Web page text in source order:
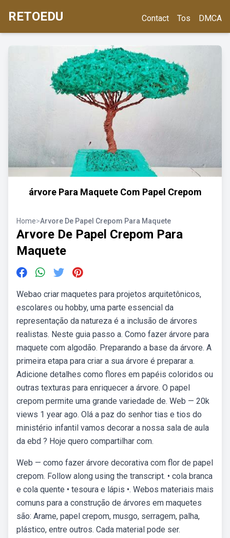
RETOEDU Contact Tos DMCA
árvore Para Maquete Com Papel Crepom
Home>Arvore De Papel Crepom Para Maquete
Arvore De Papel Crepom Para
Maquete
Webao criar maquetes para projetos arquitetônicos,
escolares ou hobby, uma parte essencial da
representação da natureza é a inclusão de árvores
realistas. Neste guia passo a. Como fazer árvore para
maquete com algodão. Preparando a base da árvore. A
primeira etapa para criar a sua árvore é preparar a.
Adicione detalhes como flores em papéis coloridos ou
outras texturas para enriquecer a árvore. O papel
crepom permite uma grande variedade de. Web — 20k
views 1 year ago. Olá a paz do senhor tias e tios do
ministério infantil vamos decorar a nossa sala de aula
da ebd ? Hoje quero compartilhar com.
Web — como fazer árvore decorativa com flor de papel
crepom. Follow along using the transcript. • cola branca
e cola quente • tesoura e lápis •. Webos materiais mais
comuns para a construção de árvores em maquetes
são: Arame, papel crepom, musgo, serragem, palha,
plástico, entre outros. Cada material pode ser.